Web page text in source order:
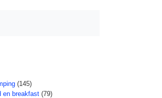
(145)
en breakfast (79)